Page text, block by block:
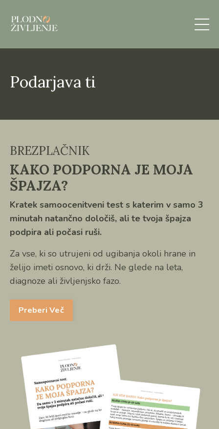
Podarjava ti
BREZPLAČNIK
KAKO PODPORNA JE MOJA
ŠPAJZA?
Kratek samoocenitveni test s katerim v samo 3
minutah natančno določiš, ali te tvoja špajza
podpira ali počasi ruši.
Za vse, ki so utrujeni od ugibanja okoli hrane in
želijo imeti osnovo, ki drži. Ne glede na leta,
diagnoze ali življenjsko fazo.
Preberi Več